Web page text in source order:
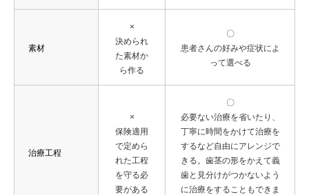
素材
×
決められ
た素材か
ら作る
〇
患者さんの好みや症状によ
って選べる
治療工程
×
保険適用
で定めら
れた工程
を守る必
要がある
〇
必要ない治療を省いたり、
丁寧に時間をかけて治療を
するなど自由にアレンジで
きる。歯茎の形をかえて義
歯と見分けがつかないよう
に治療をすることもできま